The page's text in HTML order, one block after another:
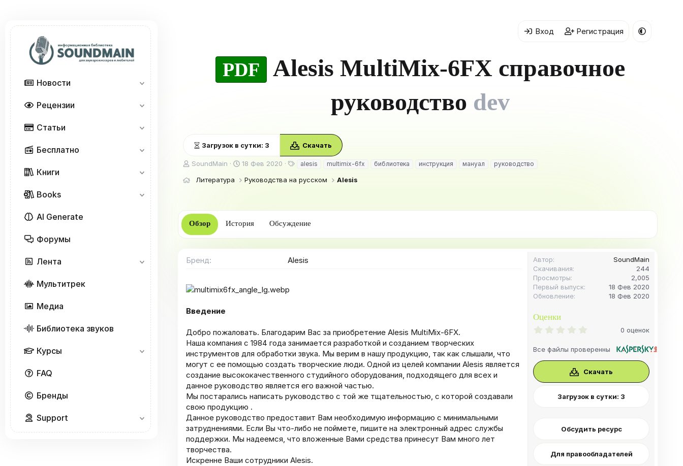
Новости
Рецензии
Статьи
Бесплатно
Книги
Books
AI Generate
Форумы
Лента
Мультитрек
Медиа
Библиотека звуков
Курсы
FAQ
Бренды
Support
Вход Регистрация
PDF
Alesis MultiMix-6FX справочное
руководство dev
Загрузок в сутки: 3 Скачать
А
SoundMain
Д
т
о
д
а
18 Фев 2020
г
alesis multimix-6fx библиотека инструкция мануал руководство
Литература Руководства на русском Alesis
Обзор История Обсуждение
Бренд Alesis
Введение
Добро пожаловать. Благодарим Вас за приобретение Alesis MultiMix-6FX.
Наша компания с 1984 года занимается разработкой и созданием творческих
инструментов для обработки звука. Мы верим в нашу продукцию, так как слышали, что
могут с ее помощью создать творческие люди. Одной из целей компании Alesis является
создание высококачественного студийного оборудования, подходящего для всех и
данное руководство является его важной частью.
Мы постарались написать руководство с той же тщательностью, с которой создавали
свою продукцию .
Данное руководство предоставит Вам необходимую информацию с минимальными
затруднениями. Если Вы что-либо не поймете, пишите на электронный адрес службы
поддержки. Мы надеемся, что вложенные Вами средства принесут Вам много лет
творчества.
Искренне Ваши сотрудники Alesis.
Автор
SoundMain
Скачивания
244
Просмотры
2,005
Первый выпуск
18 Фев 2020
Обновление
18 Фев 2020
Оценки
0
з
ё
з
0 оценок
Все файлы проверенны
Скачать
Загрузок в сутки: 3
Обсудить ресурс
Для правообладателей